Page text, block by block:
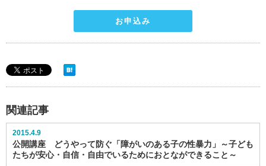
お申込み
関連記事
2015.4.9
公開講座 どうやって防ぐ「障がいのある子の性暴力」～子ども
たちが安心・自信・自由でいるためにおとなができること～